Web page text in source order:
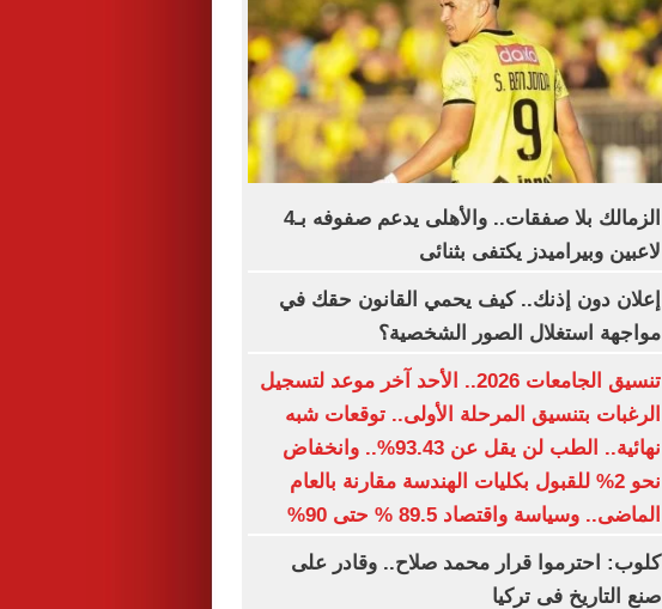
الزمالك بلا صفقات.. والأهلى يدعم صفوفه بـ4
لاعبين وبيراميدز يكتفى بثنائى
إعلان دون إذنك.. كيف يحمي القانون حقك في
مواجهة استغلال الصور الشخصية؟
تنسيق الجامعات 2026.. الأحد آخر موعد لتسجيل
الرغبات بتنسيق المرحلة الأولى.. توقعات شبه
نهائية.. الطب لن يقل عن 93.43%.. وانخفاض
نحو 2% للقبول بكليات الهندسة مقارنة بالعام
الماضى.. وسياسة واقتصاد 89.5 % حتى 90%
كلوب: احترموا قرار محمد صلاح.. وقادر على
صنع التاريخ فى تركيا